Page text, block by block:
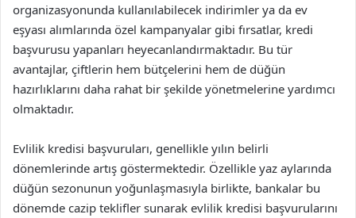
organizasyonunda kullanılabilecek indirimler ya da ev
eşyası alımlarında özel kampanyalar gibi fırsatlar, kredi
başvurusu yapanları heyecanlandırmaktadır. Bu tür
avantajlar, çiftlerin hem bütçelerini hem de düğün
hazırlıklarını daha rahat bir şekilde yönetmelerine yardımcı
olmaktadır.
Evlilik kredisi başvuruları, genellikle yılın belirli
dönemlerinde artış göstermektedir. Özellikle yaz aylarında
düğün sezonunun yoğunlaşmasıyla birlikte, bankalar bu
dönemde cazip teklifler sunarak evlilik kredisi başvurularını